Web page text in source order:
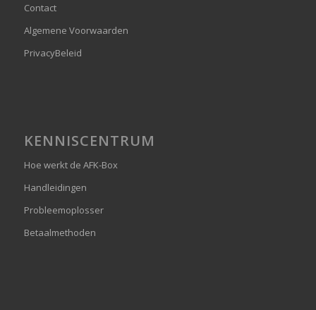
Contact
Algemene Voorwaarden
PrivacyBeleid
KENNISCENTRUM
Hoe werkt de AFK-Box
Handleidingen
Probleemoplosser
Betaalmethoden